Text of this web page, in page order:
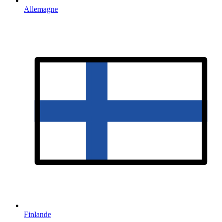
Allemagne
Finlande